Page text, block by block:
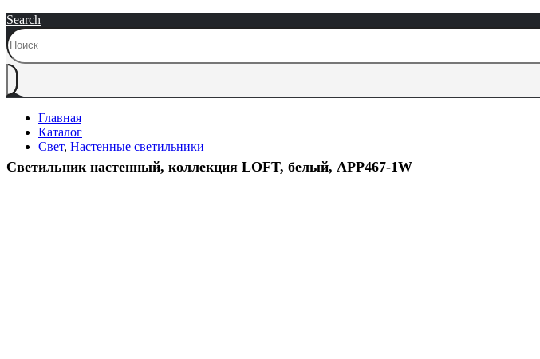
Search
Главная
Каталог
Свет, Настенные светильники
Светильник настенный, коллекция LOFT, белый, APP467-1W